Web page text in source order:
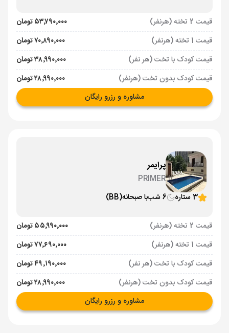
قیمت 2 تخته (هرنفر)
۵۳٬۷۹۰٬۰۰۰ تومان
قیمت 1 تخته (هرنفر)
۷۰٬۸۹۰٬۰۰۰ تومان
قیمت کودک با تخت (هر نفر)
۳۸٬۹۹۰٬۰۰۰ تومان
قیمت کودک بدون تخت (هرنفر)
۲۸٬۹۹۰٬۰۰۰ تومان
مشاوره و رزرو رایگان
پرایمر
PRIMER
3 ستاره
6 شب با صبحانه(BB)
قیمت 2 تخته (هرنفر)
۵۵٬۹۹۰٬۰۰۰ تومان
قیمت 1 تخته (هرنفر)
۷۷٬۶۹۰٬۰۰۰ تومان
قیمت کودک با تخت (هر نفر)
۴۹٬۱۹۰٬۰۰۰ تومان
قیمت کودک بدون تخت (هرنفر)
۲۸٬۹۹۰٬۰۰۰ تومان
مشاوره و رزرو رایگان